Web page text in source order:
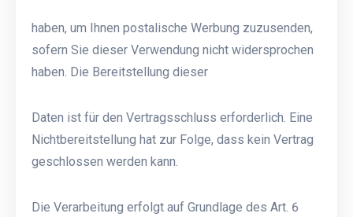
haben, um Ihnen postalische Werbung zuzusenden,
sofern Sie dieser Verwendung nicht widersprochen
haben. Die Bereitstellung dieser
Daten ist für den Vertragsschluss erforderlich. Eine
Nichtbereitstellung hat zur Folge, dass kein Vertrag
geschlossen werden kann.
Die Verarbeitung erfolgt auf Grundlage des Art. 6